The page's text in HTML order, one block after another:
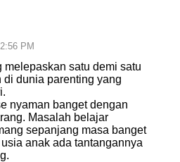
2:56 PM
melepaskan satu demi satu
di dunia parenting yang
nyaman banget dengan
Masalah belajar
sepanjang masa banget
anak ada tantangannya